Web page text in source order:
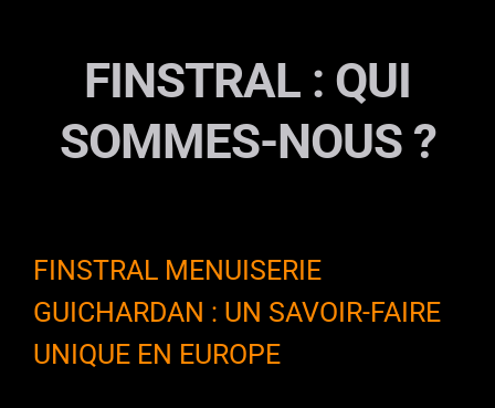
FINSTRAL : QUI
SOMMES-NOUS ?
FINSTRAL MENUISERIE
GUICHARDAN : UN SAVOIR-FAIRE
UNIQUE EN EUROPE